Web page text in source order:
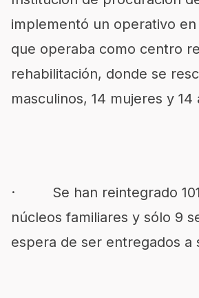
implementó un operativo
que operaba como centro
rehabilitación, donde se
masculinos, 14 mujeres y
· Se han reintegrado 101
núcleos familiares y sólo 9
espera de ser entregados a